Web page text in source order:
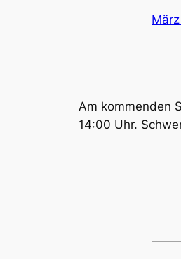
Am kommenden
14:00 Uhr.